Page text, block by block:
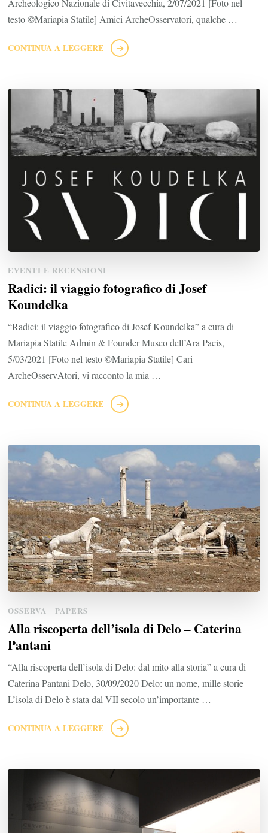
testo ©Mariapia Statile] Amici ArcheOsservatori, qualche …
CONTINUA A LEGGERE
EVENTI E RECENSIONI
Radici: il viaggio fotografico di Josef
Koundelka
“Radici: il viaggio fotografico di Josef Koundelka” a cura di
Mariapia Statile Admin & Founder Museo dell’Ara Pacis,
5/03/2021 [Foto nel testo ©Mariapia Statile] Cari
ArcheOsservAtori, vi racconto la mia …
CONTINUA A LEGGERE
OSSERVA PAPERS
Alla riscoperta dell’isola di Delo – Caterina
Pantani
“Alla riscoperta dell’isola di Delo: dal mito alla storia” a cura di
Caterina Pantani Delo, 30/09/2020 Delo: un nome, mille storie
L’isola di Delo è stata dal VII secolo un’importante …
CONTINUA A LEGGERE